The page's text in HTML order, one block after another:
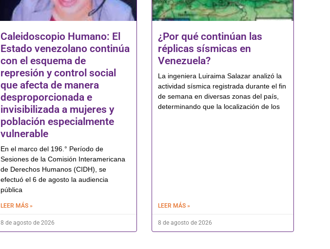
Caleidoscopio Humano: El
Estado venezolano continúa
con el esquema de
represión y control social
que afecta de manera
desproporcionada e
invisibilizada a mujeres y
población especialmente
vulnerable
En el marco del 196.° Período de
Sesiones de la Comisión Interamericana
de Derechos Humanos (CIDH), se
efectuó el 6 de agosto la audiencia
pública
LEER MÁS »
8 de agosto de 2026
¿Por qué continúan las
réplicas sísmicas en
Venezuela?
La ingeniera Luiraima Salazar analizó la
actividad sísmica registrada durante el fin
de semana en diversas zonas del país,
determinando que la localización de los
LEER MÁS »
8 de agosto de 2026